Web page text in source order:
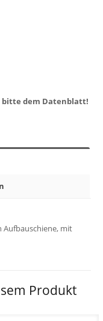
dem Datenblatt!
Aufbauschiene, mit
Produkt